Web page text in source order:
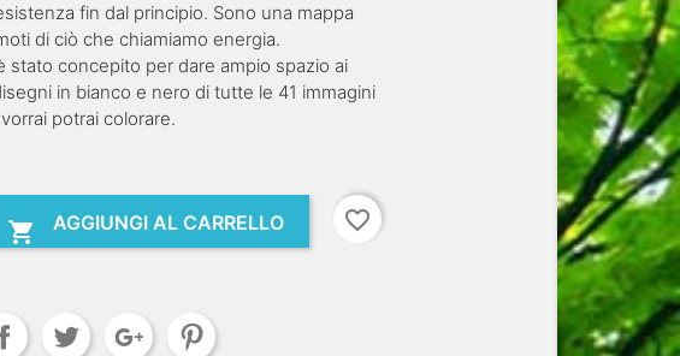
fin dal principio. Sono una mappa
di ciò che chiamiamo energia.
stato concepito per dare ampio spazio ai
in bianco e nero di tutte le 41 immagini
potrai colorare.
 AGGIUNGI AL CARRELLO favorite_border